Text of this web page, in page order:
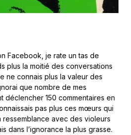
Facebook, je rate un tas de
plus la moitié des conversations
ne connais plus la valeur des
que nombre de mes
déclencher 150 commentaires en
pas plus ces mœurs qui
ressemblance avec des violeurs
dans l’ignorance la plus grasse.